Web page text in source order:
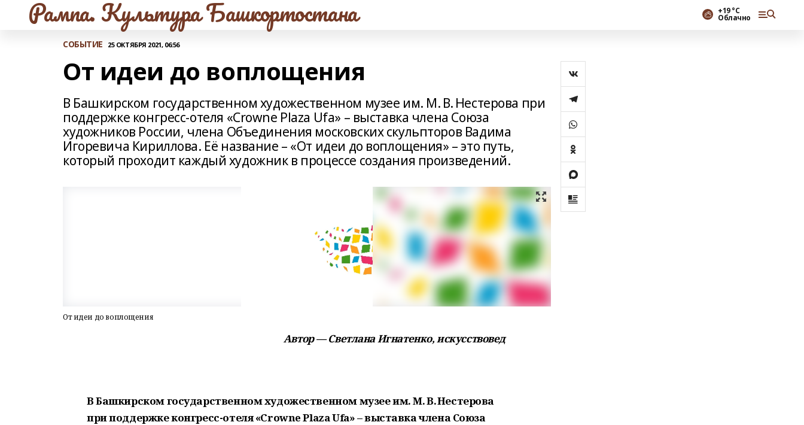
Рампа. Культура Башкортостана +19 °С
Облачно
СОБЫТИЕ 25 ОКТЯБРЯ 2021, 06:56
От идеи до воплощения
В Башкирском государственном художественном музее им. М. В. Нестерова при
поддержке конгресс-отеля «Crowne Plaza Ufa» – выставка члена Союза
художников России, члена Объединения московских скульпторов Вадима
Игоревича Кириллова. Её название – «От идеи до воплощения» – это путь,
который проходит каждый художник в процессе создания произведений.
От идеи до воплощения
Автор — Светлана Игнатенко, искусствовед
В Башкирском государственном художественном музее им. М. В. Нестерова
при поддержке конгресс-отеля «Crowne Plaza Ufa» – выставка члена Союза